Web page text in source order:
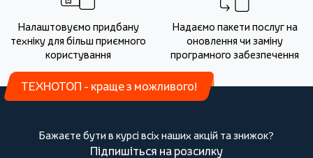
Налаштовуємо придбану
техніку для більш приємного
користування
Надаємо пакети послуг на
оновлення чи заміну
програмного забезпечення
ТЕХНОТОП - краще з можливого!
Бажаєте бути в курсі всіх наших акцій та знижок?
Підпишіться на розсилку